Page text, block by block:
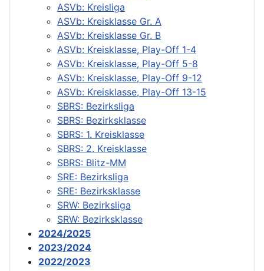
ASVb: Kreisliga
ASVb: Kreisklasse Gr. A
ASVb: Kreisklasse Gr. B
ASVb: Kreisklasse, Play-Off 1-4
ASVb: Kreisklasse, Play-Off 5-8
ASVb: Kreisklasse, Play-Off 9-12
ASVb: Kreisklasse, Play-Off 13-15
SBRS: Bezirksliga
SBRS: Bezirksklasse
SBRS: 1. Kreisklasse
SBRS: 2. Kreisklasse
SBRS: Blitz-MM
SRE: Bezirksliga
SRE: Bezirksklasse
SRW: Bezirksliga
SRW: Bezirksklasse
2024/2025
2023/2024
2022/2023